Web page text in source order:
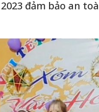
đảm bảo an